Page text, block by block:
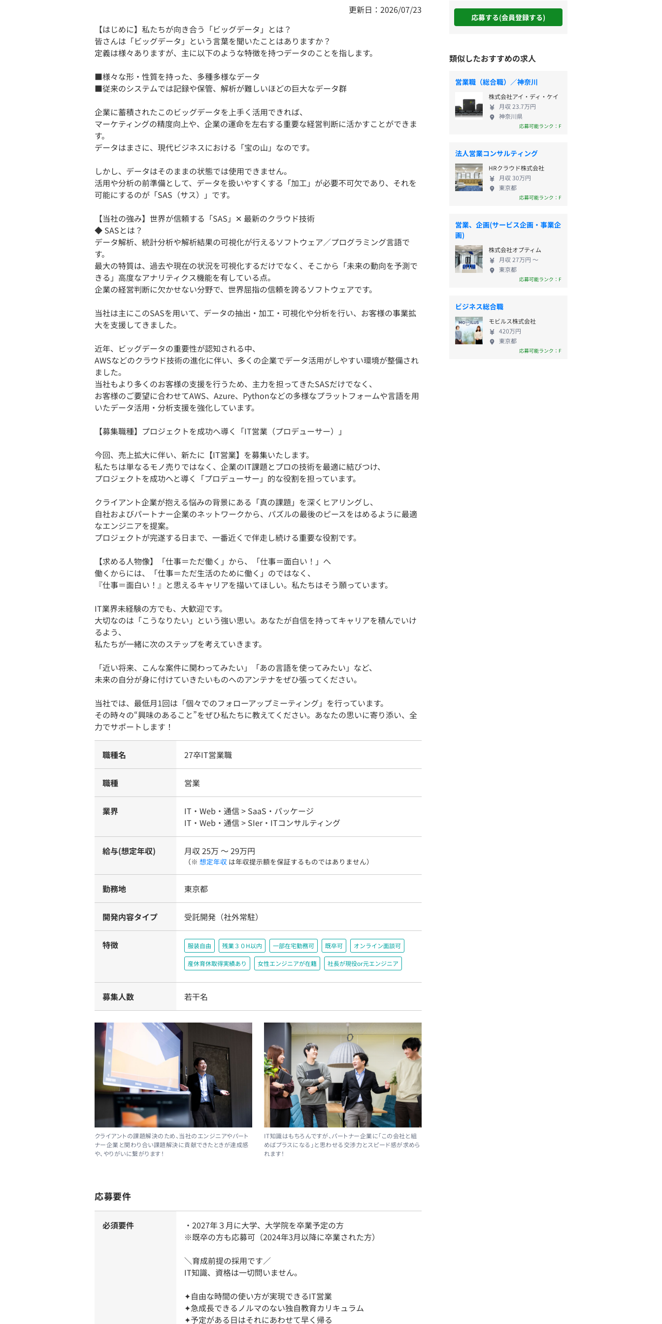
更新日：2026/07/23
【はじめに】私たちが向き合う「ビッグデータ」とは？
皆さんは「ビッグデータ」という言葉を聞いたことはありますか？
定義は様々ありますが、主に以下のような特徴を持つデータのことを指します。
■様々な形・性質を持った、多種多様なデータ
■従来のシステムでは記録や保管、解析が難しいほどの巨大なデータ群
企業に蓄積されたこのビッグデータを上手く活用できれば、
マーケティングの精度向上や、企業の運命を左右する重要な経営判断に活かすことができま
す。
データはまさに、現代ビジネスにおける「宝の山」なのです。
しかし、データはそのままの状態では使用できません。
活用や分析の前準備として、データを扱いやすくする「加工」が必要不可欠であり、それを
可能にするのが「SAS（サス）」です。
【当社の強み】世界が信頼する「SAS」✕ 最新のクラウド技術
◆ SASとは？
データ解析、統計分析や解析結果の可視化が行えるソフトウェア／プログラミング言語で
す。
最大の特質は、過去や現在の状況を可視化するだけでなく、そこから「未来の動向を予測で
きる」高度なアナリティクス機能を有している点。
企業の経営判断に欠かせない分野で、世界屈指の信頼を誇るソフトウェアです。
当社は主にこのSASを用いて、データの抽出・加工・可視化や分析を行い、お客様の事業拡
大を支援してきました。
近年、ビッグデータの重要性が認知される中、
AWSなどのクラウド技術の進化に伴い、多くの企業でデータ活用がしやすい環境が整備され
ました。
当社もより多くのお客様の支援を行うため、主力を担ってきたSASだけでなく、
お客様のご要望に合わせてAWS、Azure、Pythonなどの多様なプラットフォームや言語を用
いたデータ活用・分析支援を強化しています。
【募集職種】プロジェクトを成功へ導く「IT営業（プロデューサー）」
今回、売上拡大に伴い、新たに【IT営業】を募集いたします。
私たちは単なるモノ売りではなく、企業のIT課題とプロの技術を最適に結びつけ、
プロジェクトを成功へと導く「プロデューサー」的な役割を担っています。
クライアント企業が抱える悩みの背景にある「真の課題」を深くヒアリングし、
自社およびパートナー企業のネットワークから、パズルの最後のピースをはめるように最適
なエンジニアを提案。
プロジェクトが完遂する日まで、一番近くで伴走し続ける重要な役割です。
【求める人物像】「仕事＝ただ働く」から、「仕事＝面白い！」へ
働くからには、「仕事＝ただ生活のために働く」のではなく、
『仕事＝面白い！』と思えるキャリアを描いてほしい。私たちはそう願っています。
IT業界未経験の方でも、大歓迎です。
大切なのは「こうなりたい」という強い思い。あなたが自信を持ってキャリアを積んでいけ
るよう、
私たちが一緒に次のステップを考えていきます。
「近い将来、こんな案件に関わってみたい」「あの言語を使ってみたい」など、
未来の自分が身に付けていきたいものへのアンテナをぜひ張ってください。
当社では、最低月1回は「個々でのフォローアップミーティング」を行っています。
その時々の“興味のあること”をぜひ私たちに教えてください。あなたの思いに寄り添い、全
力でサポートします！
職種名 27卒IT営業職
職種 営業
業界
IT・Web・通信 > SaaS・パッケージ
IT・Web・通信 > SIer・ITコンサルティング
給与(想定年収) 月収 25万 〜 29万円
（※ 想定年収 は年収提示額を保証するものではありません）
勤務地 東京都
開発内容タイプ 受託開発（社外常駐）
特徴 服装自由 残業３０H以内 一部在宅勤務可 既卒可 オンライン面談可
産休育休取得実績あり 女性エンジニアが在籍 社長が現役or元エンジニア
募集人数 若干名
クライアントの課題解決のため、当社のエンジニアやパート
ナー企業と関わり合い課題解決に貢献できたときが達成感
や、やりがいに繋がります！
IT知識はもちろんですが、パートナー企業に「この会社と組
めばプラスになる」と思わせる交渉力とスピード感が求めら
れます！
応募要件
必須要件
・2027年３月に大学、大学院を卒業予定の方
※既卒の方も応募可（2024年3月以降に卒業された方）
＼育成前提の採用です／
IT知識、資格は一切問いません。
✦自由な時間の使い方が実現できるIT営業
✦急成長できるノルマのない独自教育カリキュラム
✦予定がある日はそれにあわせて早く帰る
応募する(会員登録する)
類似したおすすめの求人
営業職（総合職）／神奈川
株式会社アイ・ディ・ケイ
月収 23.7万円
神奈川県
応募可能ランク：F
法人営業コンサルティング
HRクラウド株式会社
月収 30万円
東京都
応募可能ランク：F
営業、企画(サービス企画・事業企
画)
株式会社オプティム
月収 27万円 〜
東京都
応募可能ランク：F
ビジネス総合職
モビルス株式会社
420万円
東京都
応募可能ランク：F